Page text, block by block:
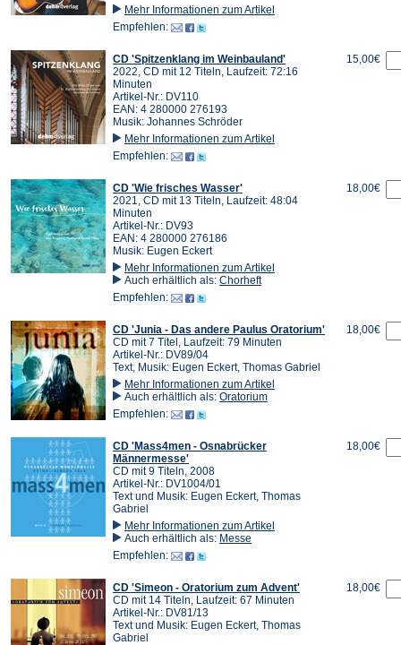
Mehr Informationen zum Artikel
Empfehlen:
CD 'Spitzenklang im Weinbauland'
2022, CD mit 12 Titeln, Laufzeit: 72:16
Minuten
Artikel-Nr.: DV110
EAN: 4 280000 276193
Musik: Johannes Schröder
Mehr Informationen zum Artikel
Empfehlen:
15,00€
CD 'Wie frisches Wasser'
2021, CD mit 13 Titeln, Laufzeit: 48:04
Minuten
Artikel-Nr.: DV93
EAN: 4 280000 276186
Musik: Eugen Eckert
Mehr Informationen zum Artikel
Auch erhältlich als: Chorheft
Empfehlen:
18,00€
CD 'Junia - Das andere Paulus Oratorium'
CD mit 7 Titel, Laufzeit: 79 Minuten
Artikel-Nr.: DV89/04
Text, Musik: Eugen Eckert, Thomas Gabriel
Mehr Informationen zum Artikel
Auch erhältlich als: Oratorium
Empfehlen:
18,00€
CD 'Mass4men - Osnabrücker
Männermesse'
CD mit 9 Titeln, 2008
Artikel-Nr.: DV1004/01
Text und Musik: Eugen Eckert, Thomas
Gabriel
Mehr Informationen zum Artikel
Auch erhältlich als: Messe
Empfehlen:
18,00€
CD 'Simeon - Oratorium zum Advent'
CD mit 14 Titeln, Laufzeit: 67 Minuten
Artikel-Nr.: DV81/13
Text und Musik: Eugen Eckert, Thomas
Gabriel
18,00€